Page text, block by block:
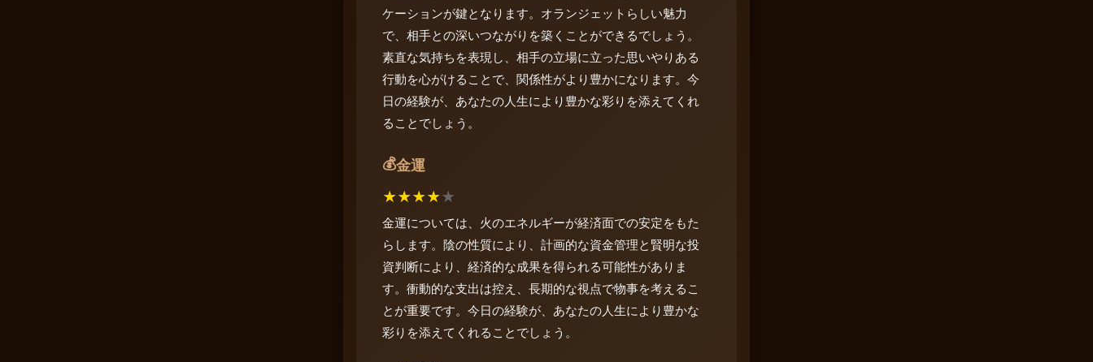
ケーションが鍵となります。オランジェットらしい魅力
で、相手との深いつながりを築くことができるでしょう。
素直な気持ちを表現し、相手の立場に立った思いやりある
行動を心がけることで、関係性がより豊かになります。今
日の経験が、あなたの人生により豊かな彩りを添えてくれ
ることでしょう。
💰金運
★★★★★
金運については、火のエネルギーが経済面での安定をもた
らします。陰の性質により、計画的な資金管理と賢明な投
資判断により、経済的な成果を得られる可能性がありま
す。衝動的な支出は控え、長期的な視点で物事を考えるこ
とが重要です。今日の経験が、あなたの人生により豊かな
彩りを添えてくれることでしょう。